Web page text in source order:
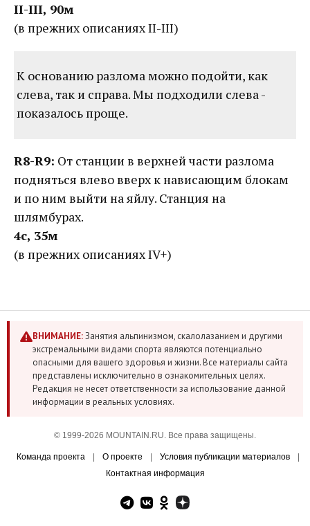
II-III, 90м
(в прежних описаниях II-III)
К основанию разлома можно подойти, как
слева, так и справа. Мы подходили слева -
показалось проще.
R8-R9: От станции в верхней части разлома
подняться влево вверх к нависающим блокам
и по ним выйти на яйлу. Станция на
шлямбурах.
4c, 35м
(в прежних описаниях IV+)
ВНИМАНИЕ:Занятия альпинизмом, скалолазанием и другими
экстремальными видами спорта являются потенциально
опасными для вашего здоровья и жизни. Все материалы сайта
представлены исключительно в ознакомительных целях.
Редакция не несет ответственности за использование данной
информации в реальных условиях.
© 1999-2026 MOUNTAIN.RU. Все права защищены.
Команда проекта О проекте Условия публикации материалов
Контактная информация